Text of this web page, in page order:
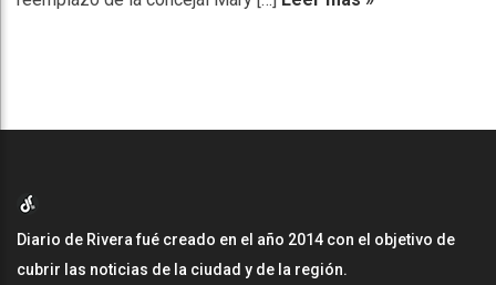
Diario de Rivera fué creado en el año 2014 con el objetivo de
cubrir las noticias de la ciudad y de la región.